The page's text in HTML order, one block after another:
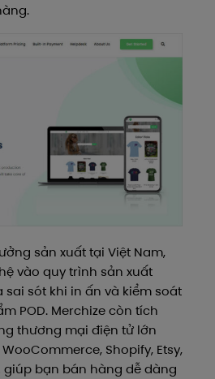
sản xuất tại Việt Nam,
vào quy trình sản xuất
sót khi in ấn và kiểm soát
POD. Merchize còn tích
thương mại điện tử lớn
WooCommerce, Shopify, Etsy,
giúp bạn bán hàng dễ dàng